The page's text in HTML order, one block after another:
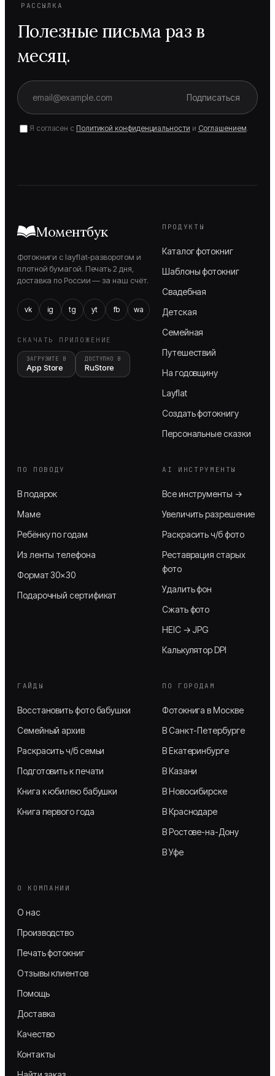
РАССЫЛКА
Полезные письма раз в
месяц.
Подписаться
Я согласен с Политикой конфиденциальности и Соглашением.
Моментбук
Фотокниги с layflat-разворотом и
плотной бумагой. Печать 2 дня,
доставка по России — за наш счёт.
vk ig tg yt fb wa
СКАЧАТЬ ПРИЛОЖЕНИЕ
ЗАГРУЗИТЕ В
App Store
ДОСТУПНО В
RuStore
ПРОДУКТЫ
Каталог фотокниг
Шаблоны фотокниг
Свадебная
Детская
Семейная
Путешествий
На годовщину
Layflat
Создать фотокнигу
Персональные сказки
ПО ПОВОДУ
В подарок
Маме
Ребёнку по годам
Из ленты телефона
Формат 30×30
Подарочный сертификат
AI ИНСТРУМЕНТЫ
Все инструменты →
Увеличить разрешение
Раскрасить ч/б фото
Реставрация старых
фото
Удалить фон
Сжать фото
HEIC → JPG
Калькулятор DPI
ГАЙДЫ
Восстановить фото бабушки
Семейный архив
Раскрасить ч/б семьи
Подготовить к печати
Книга к юбилею бабушки
Книга первого года
ПО ГОРОДАМ
Фотокнига в Москве
В Санкт-Петербурге
В Екатеринбурге
В Казани
В Новосибирске
В Краснодаре
В Ростове-на-Дону
В Уфе
О КОМПАНИИ
О нас
Производство
Печать фотокниг
Отзывы клиентов
Помощь
Доставка
Качество
Контакты